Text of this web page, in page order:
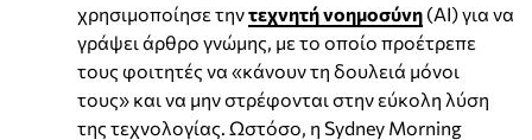
χρησιμοποίησε τηντεχνητή νοημοσύνη (AI) για να
γράψει άρθρο γνώμης, με το οποίο προέτρεπε
τους φοιτητές να «κάνουν τη δουλειά μόνοι
τους» και να μην στρέφονται στην εύκολη λύση
της τεχνολογίας. Ωστόσο, η Sydney Morning